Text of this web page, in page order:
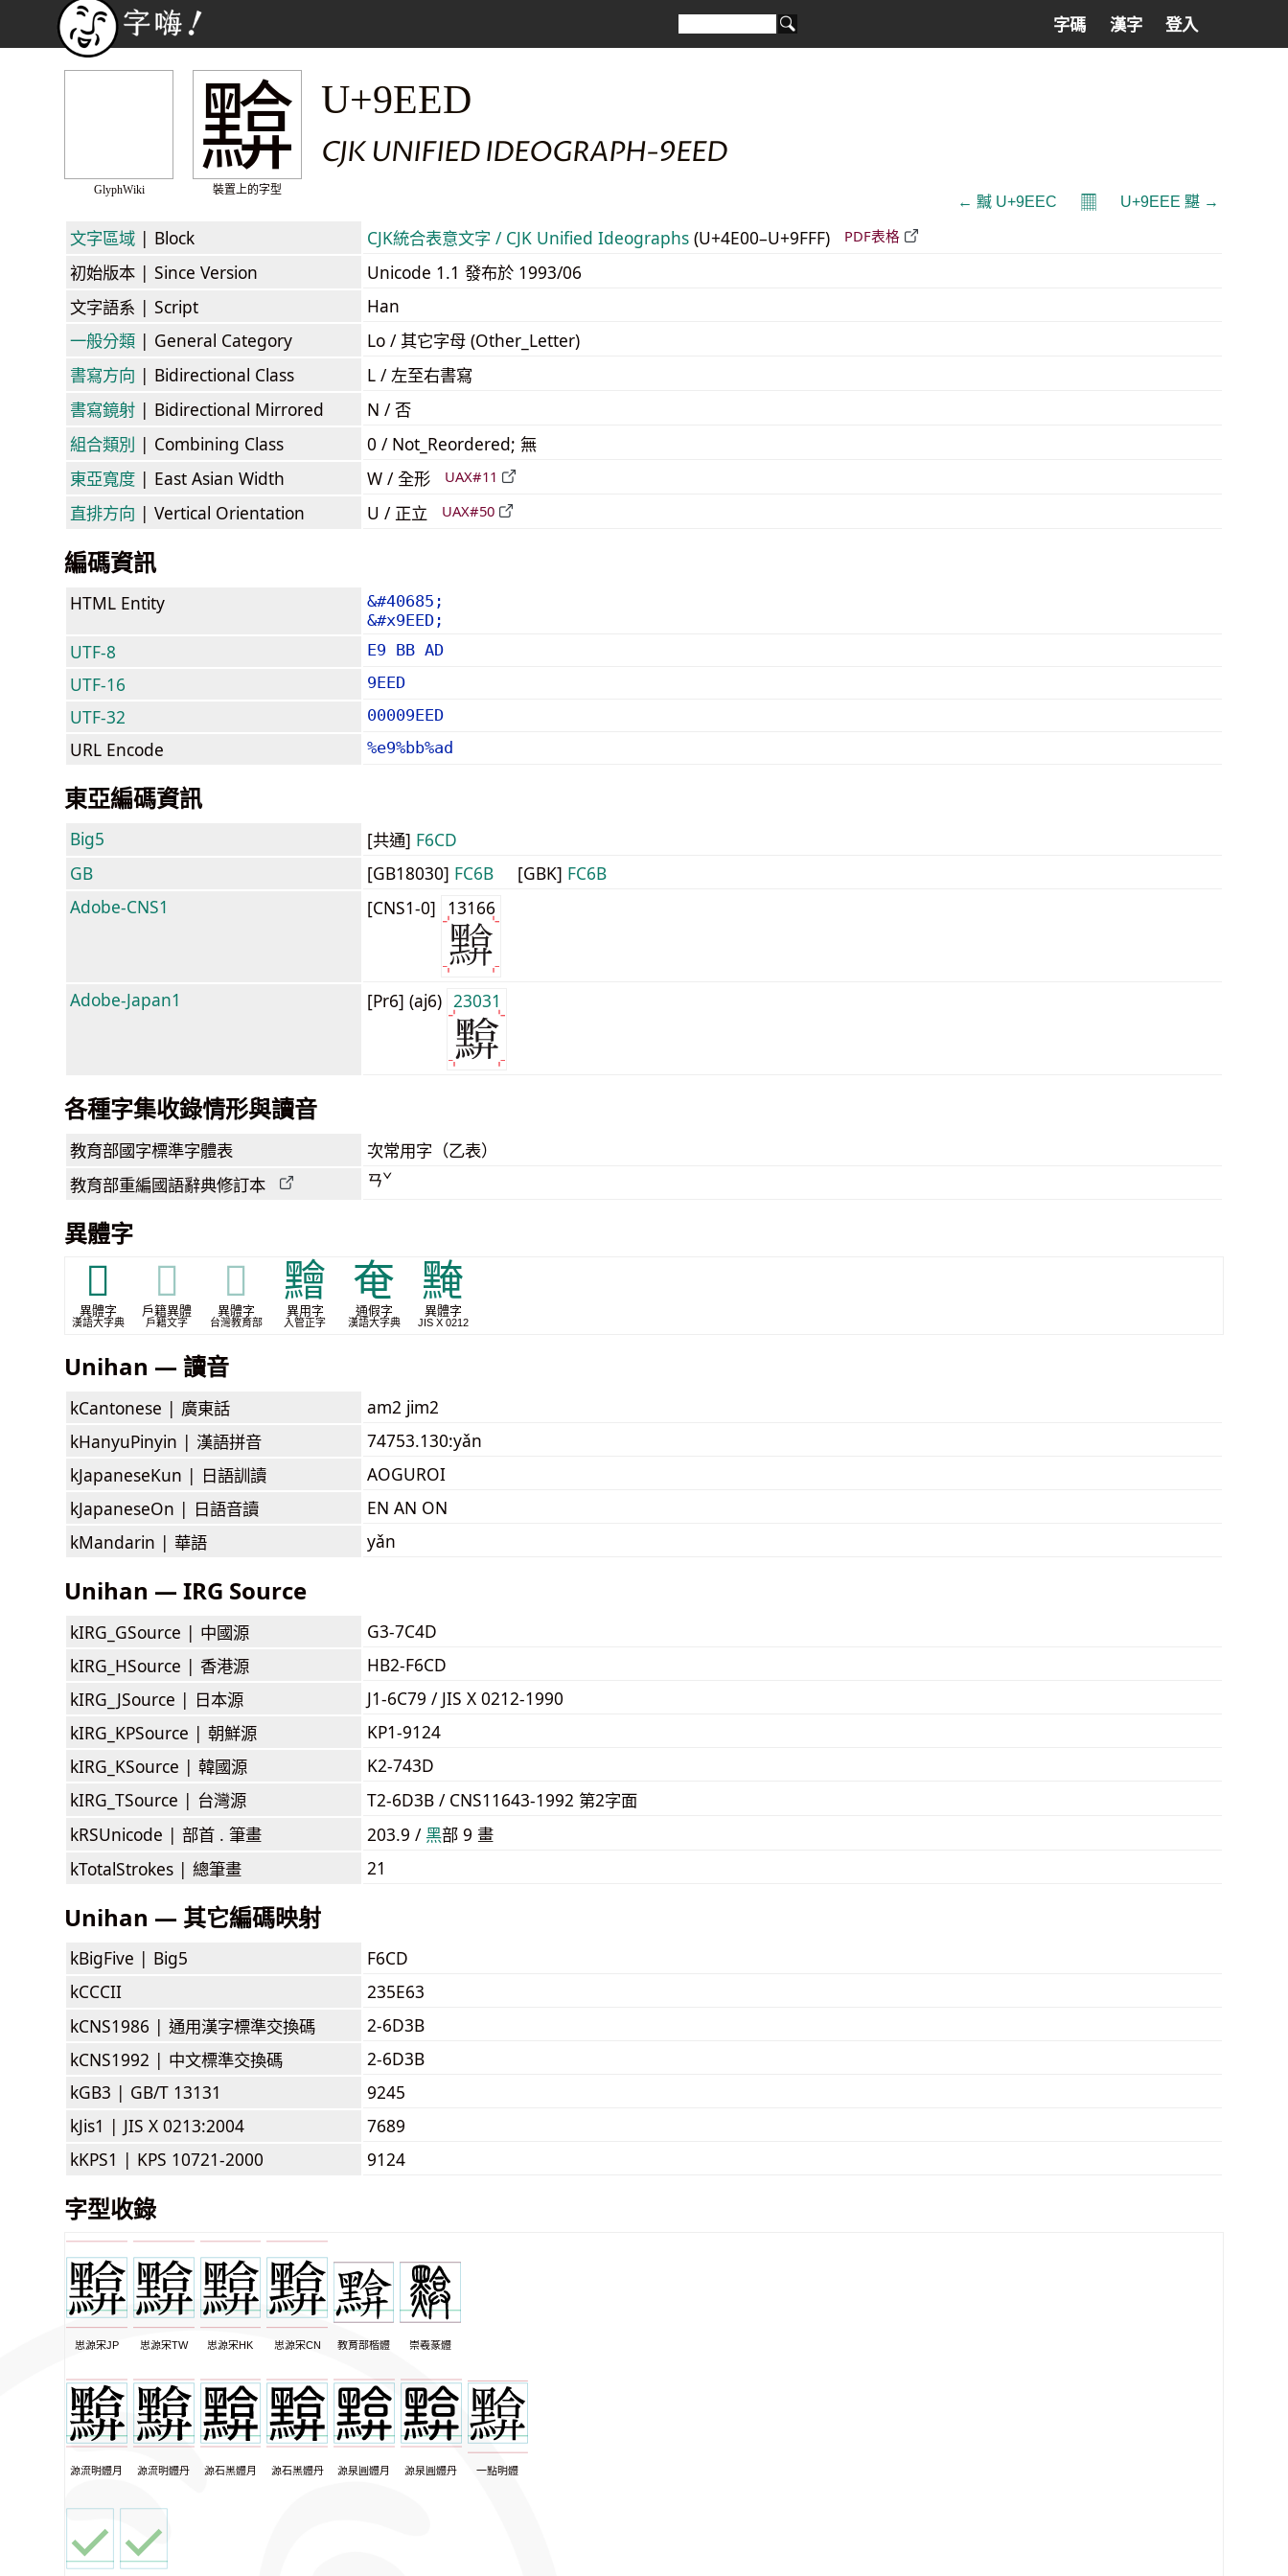
字碼 漢字 登入
GlyphWiki
黭
裝置上的字型
U+9EED
CJK UNIFIED IDEOGRAPH-9EED
← 黬 U+9EEC 𝄜 U+9EEE 黮 →
文字區域 | Block CJK統合表意文字 / CJK Unified Ideographs (U+4E00–U+9FFF) PDF表格
初始版本 | Since Version
Unicode 1.1 發布於 1993/06
文字語系 | Script
Han
一般分類 | General Category
Lo / 其它字母 (Other_Letter)
書寫方向 | Bidirectional Class
L / 左至右書寫
書寫鏡射 | Bidirectional Mirrored
N / 否
組合類別 | Combining Class
0 / Not_Reordered; 無
東亞寬度 | East Asian Width W / 全形 UAX#11
直排方向 | Vertical Orientation U / 正立 UAX#50
編碼資訊
HTML Entity
&#40685;
&#x9EED;
UTF-8 E9 BB AD
UTF-16 9EED
UTF-32 00009EED
URL Encode %e9%bb%ad
東亞編碼資訊
Big5 [共通] F6CD
GB
[GB18030] FC6B [GBK] FC6B
Adobe-CNS1
[CNS1-0] 13166
Adobe-Japan1 [Pr6] (aj6) 23031
各種字集收錄情形與讀音
教育部國字標準字體表 次常用字（乙表）
教育部重編國語辭典修訂本 ㄢˇ
異體字
𪒈
異體字
漢語大字典
𪒈
戶籍異體
戶籍文字
𪒈
異體字
台灣教育部
䵳
異用字
入管正字
奄
通假字
漢語大字典
黤
異體字
JIS X 0212
Unihan — 讀音
kCantonese | 廣東話
am2 jim2
kHanyuPinyin | 漢語拼音
74753.130:yǎn
kJapaneseKun | 日語訓讀
AOGUROI
kJapaneseOn | 日語音讀
EN AN ON
kMandarin | 華語 yǎn
Unihan — IRG Source
kIRG_GSource | 中國源
G3-7C4D
kIRG_HSource | 香港源
HB2-F6CD
kIRG_JSource | 日本源
J1-6C79 / JIS X 0212-1990
kIRG_KPSource | 朝鮮源
KP1-9124
kIRG_KSource | 韓國源
K2-743D
kIRG_TSource | 台灣源
T2-6D3B / CNS11643-1992 第2字面
kRSUnicode | 部首 . 筆畫 203.9 / ⿊部 9 畫
kTotalStrokes | 總筆畫 21
Unihan — 其它編碼映射
kBigFive | Big5
F6CD
kCCCII
235E63
kCNS1986 | 通用漢字標準交換碼
2-6D3B
kCNS1992 | 中文標準交換碼
2-6D3B
kGB3 | GB/T 13131
9245
kJis1 | JIS X 0213:2004
7689
kKPS1 | KPS 10721-2000 9124
字型收錄
思源宋JP 思源宋TW 思源宋HK 思源宋CN 教育部楷體 崇羲篆體
源流明體月 源流明體丹 源石黑體月 源石黑體丹 源泉圓體月 源泉圓體丹 一點明體